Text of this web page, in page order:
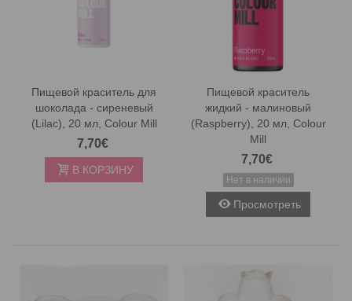
Пищевой краситель для
шоколада - сиреневый
(Lilac), 20 мл, Colour Mill
7,70€
В КОРЗИНУ
Пищевой краситель
жидкий - малиновый
(Raspberry), 20 мл, Colour
Mill
7,70€
Нет в наличии
Просмотреть